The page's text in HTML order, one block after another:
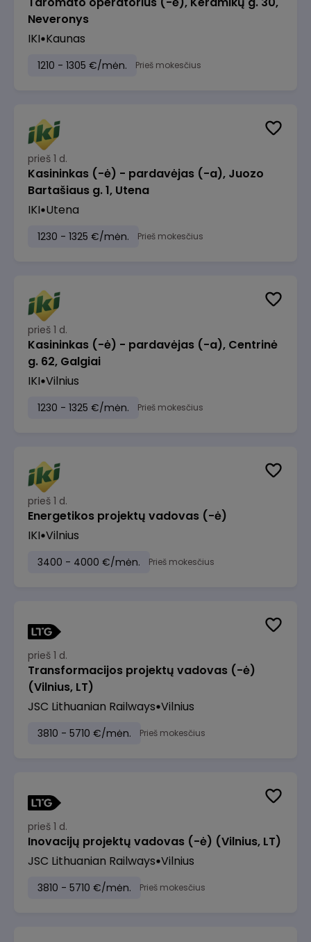
Neveronys
IKI Kaunas
1210 - 1305 €/mėn. Prieš mokesčius
prieš 1 d.
Kasininkas (-ė) - pardavėjas (-a), Juozo
Bartašiaus g. 1, Utena
IKI Utena
1230 - 1325 €/mėn. Prieš mokesčius
prieš 1 d.
Kasininkas (-ė) - pardavėjas (-a), Centrinė
g. 62, Galgiai
IKI Vilnius
1230 - 1325 €/mėn. Prieš mokesčius
prieš 1 d.
Energetikos projektų vadovas (-ė)
IKI Vilnius
3400 - 4000 €/mėn. Prieš mokesčius
prieš 1 d.
Transformacijos projektų vadovas (-ė)
(Vilnius, LT)
JSC Lithuanian Railways Vilnius
3810 - 5710 €/mėn. Prieš mokesčius
prieš 1 d.
Inovacijų projektų vadovas (-ė) (Vilnius, LT)
JSC Lithuanian Railways Vilnius
3810 - 5710 €/mėn. Prieš mokesčius